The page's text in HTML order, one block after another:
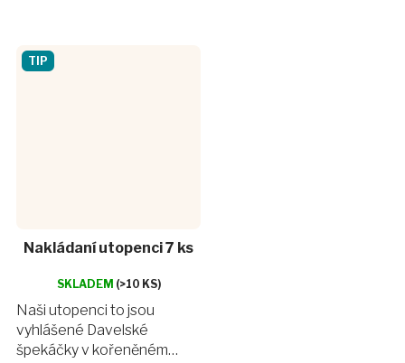
TIP
Nakládaní utopenci 7 ks
hodnocení
produktu
je
4,9
z
SKLADEM (>10 KS)
Naši utopenci to jsou
vyhlášené Davelské
špekáčky v kořeněném